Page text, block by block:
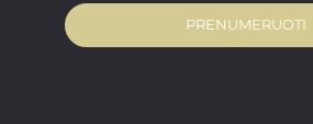
PRENUMERUOTI